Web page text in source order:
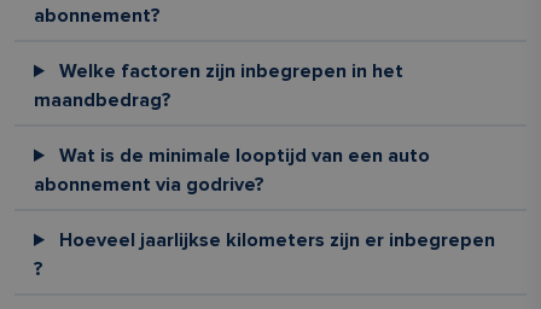
abonnement?
Welke factoren zijn inbegrepen in het
maandbedrag?
Wat is de minimale looptijd van een auto
abonnement via godrive?
Hoeveel jaarlijkse kilometers zijn er inbegrepen
?